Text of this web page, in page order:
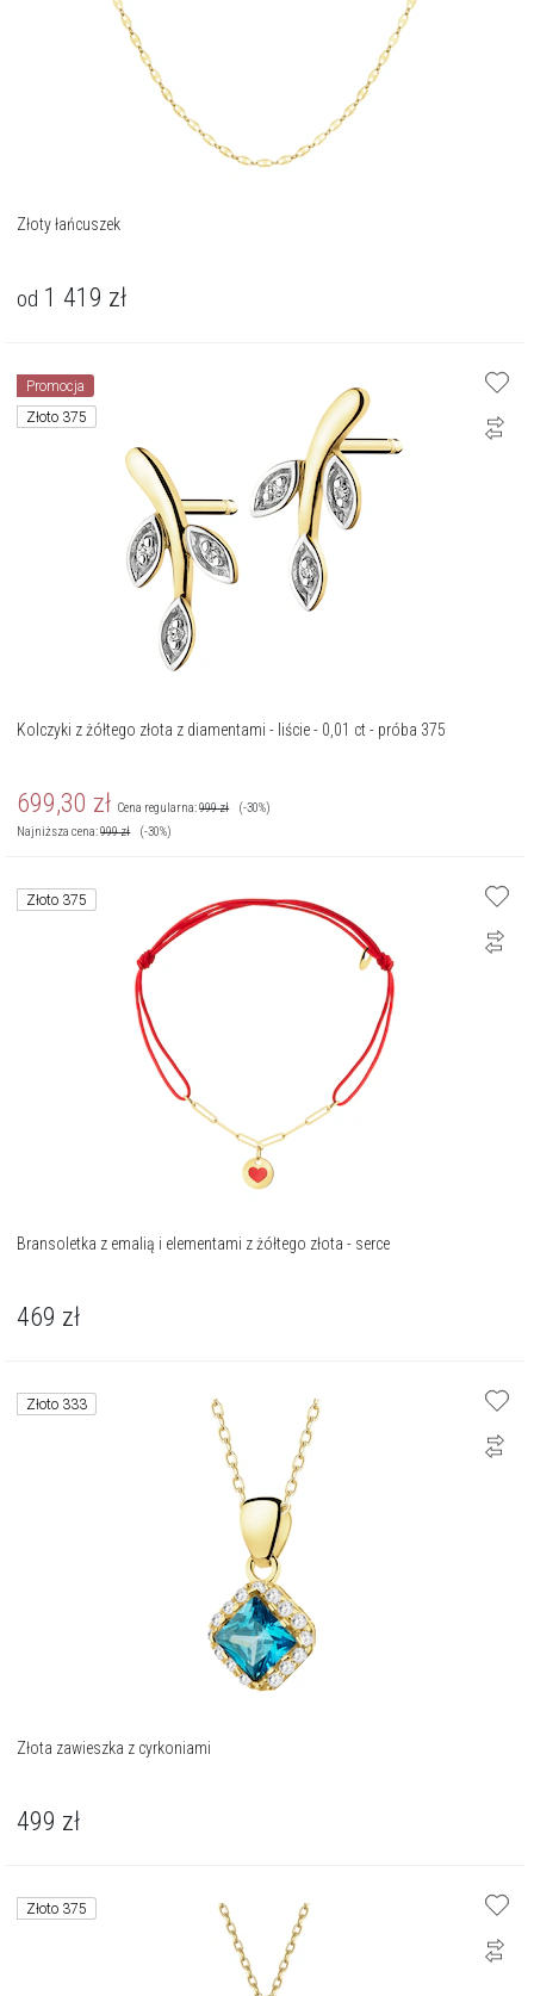
Złoty łańcuszek
od 1 419 zł
Promocja
Złoto 375
Kolczyki z żółtego złota z diamentami - liście - 0,01 ct - próba 375
699,30 zł Cena regularna:999zł
(-30%)
Najniższa cena:999zł (-30%)
Złoto 375
Bransoletka z emalią i elementami z żółtego złota - serce
469 zł
Złoto 333
Złota zawieszka z cyrkoniami
499 zł
Złoto 375